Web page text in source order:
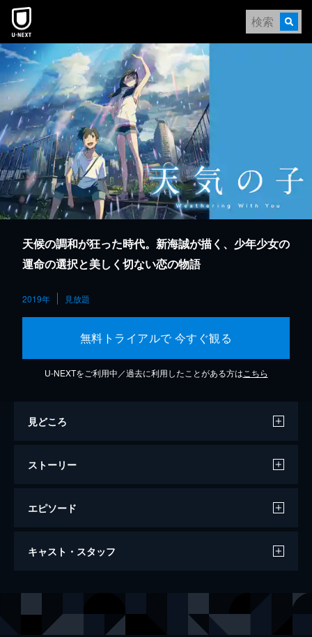
本文へスキップ
天候の調和が狂った時代。新海誠が描く、少年少女の
運命の選択と美しく切ない恋の物語
2019年 見放題
無料トライアルで 今すぐ観る
U-NEXTをご利用中／過去に利用したことがある方は こちら
見どころ
ストーリー
エピソード
天気の子
キャスト・スタッフ
天野陽菜 森七菜